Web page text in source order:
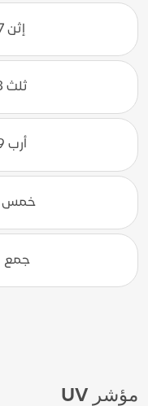
إثن 17
ثلث 18
أرب 19
خمس 20
جمع 21
مؤشر UV